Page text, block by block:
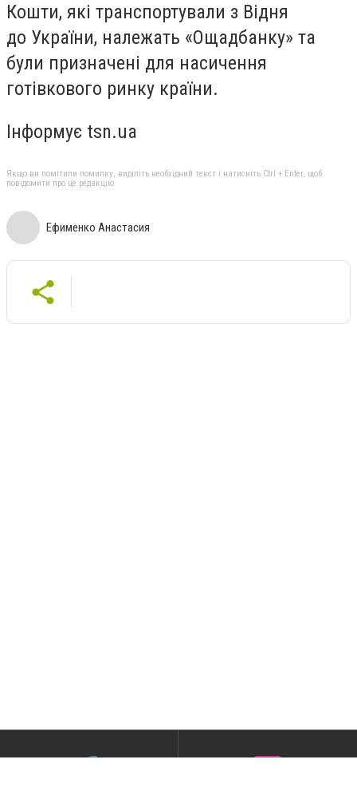
Кошти, які транспортували з Відня
до України, належать «Ощадбанку» та
були призначені для насичення
готівкового ринку країни.
Інформує tsn.ua
Якщо ви помітили помилку, виділіть необхідний текст і натисніть Ctrl + Enter, щоб
повідомити про це редакцію
Ефименко Анастасия